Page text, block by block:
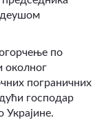
по
околног
пограничних
господар
Украјине.